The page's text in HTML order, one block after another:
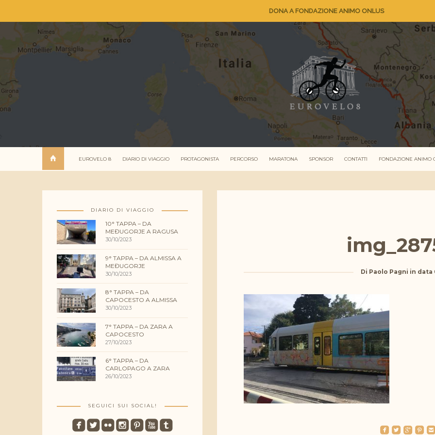
DONA A FONDAZIONE ANIMO ONLUS
EUROVELO 8 DIARIO DI VIAGGIO PROTAGONISTA PERCORSO MARATONA SPONSOR CONTATTI FONDAZIONE ANIMO
DIARIO DI VIAGGIO
10° TAPPA – DA
MEĐUGORJE A RAGUSA
30/10/2023
9° TAPPA – DA ALMISSA A
MEĐUGORJE
30/10/2023
8° TAPPA – DA
CAPOCESTO A ALMISSA
30/10/2023
7° TAPPA – DA ZARA A
CAPOCESTO
27/10/2023
6° TAPPA – DA
CARLOPAGO A ZARA
26/10/2023
SEGUICI SUI SOCIAL!
roundedfacebookroundedtwitterbirdroundedflickrroundedinstagramroundedpinterestroundedyoutuberoundedtumblr
Di Paolo Pagni in data
roundedfacebook roundedtwitterbird roundedgoogleplus roundedpinterest roundedemail